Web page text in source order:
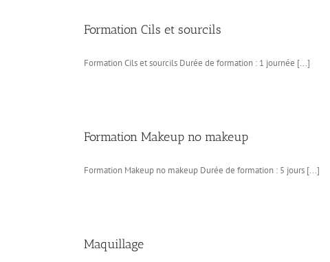
Formation Cils et sourcils
Formation Cils et sourcils Durée de formation : 1 journée [...]
Formation Makeup no makeup
Formation Makeup no makeup Durée de formation : 5 jours [...]
Maquillage